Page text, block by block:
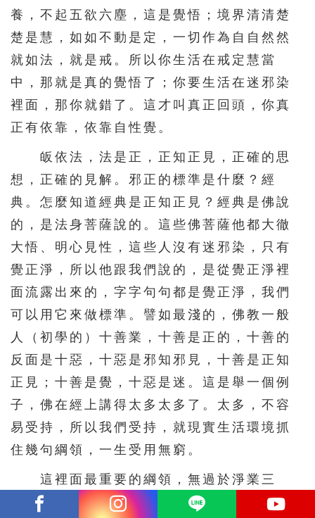
養，不起五欲六塵，這是覺悟；境界清清楚
楚是慧，如如不動是定，一切作為自自然然
就如法，就是戒。所以你生活在戒定慧當
中，那就是真的覺悟了；你要生活在迷邪染
裡面，那你就錯了。這才叫真正回頭，你真
正有依靠，依靠自性覺。
皈依法，法是正，正知正見，正確的思
想，正確的見解。邪正的標準是什麼？經
典。怎麼知道經典是正知正見？經典是佛說
的，是法身菩薩說的。這些佛菩薩他都大徹
大悟、明心見性，這些人沒有迷邪染，只有
覺正淨，所以他跟我們說的，是從覺正淨裡
面流露出來的，字字句句都是覺正淨，我們
可以用它來做標準。譬如最淺的，佛教一般
人（初學的）十善業，十善是正的，十善的
反面是十惡，十惡是邪知邪見，十善是正知
正見；十善是覺，十惡是迷。這是舉一個例
子，佛在經上講得太多太多了。太多，不容
易受持，所以我們受持，就現實生活環境抓
住幾句綱領，一生受用無窮。
這裡面最重要的綱領，無過於淨業三
福，佛在《觀無量壽佛經》教給韋提希夫人